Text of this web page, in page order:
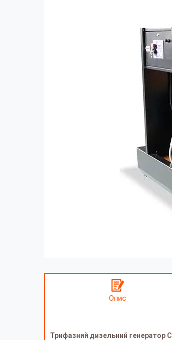
Опис
Трифазний дизельний генератор